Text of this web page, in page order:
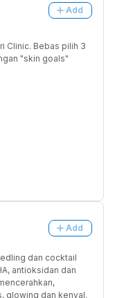
Add
Clinic. Bebas pilih 3
"skin goals"
Add
dan cocktail
antioksidan dan
glowing dan kenyal.